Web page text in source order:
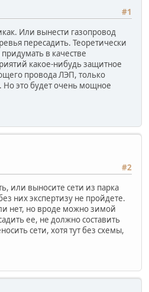
#1
Или вынести газопровод
пересадить. Теоретически
в качестве
какое-нибудь защитное
провода ЛЭП, только
Но это будет очень мощное
#2
или выносите сети из парка
них экспертизу не пройдете.
нет, но вроде можно зимой
ее, не должно составить
сети, хотя тут без схемы,